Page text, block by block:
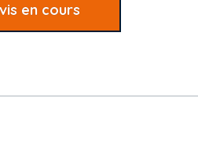
en cours